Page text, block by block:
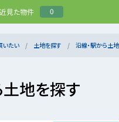
見た物件 0
いたい 土地を探す 沿線・駅から土
地を探す